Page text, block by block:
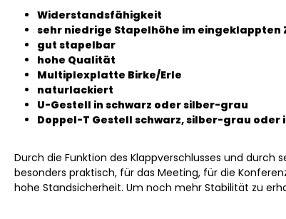
Widerstandsfähigkeit
sehr niedrige Stapelhöhe im eingeklappten
gut stapelbar
hohe Qualität
Multiplexplatte Birke/Erle
naturlackiert
U-Gestell in schwarz oder silber-grau
Doppel-T Gestell schwarz, silber-grau oder
Durch die Funktion des Klappverschlusses und
besonders praktisch, für das Meeting, für die
hohe Standsicherheit. Um noch mehr Stabilität zu